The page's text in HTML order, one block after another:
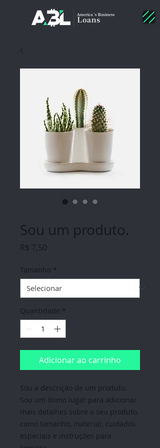
Sou um produto.
R$ 7,50
Tamanho *
Quantidade *
Adicionar ao carrinho
Sou a descrição de um produto.
Sou um ótimo lugar para adicionar
mais detalhes sobre o seu produto,
como tamanho, material, cuidados
especiais e instruções para